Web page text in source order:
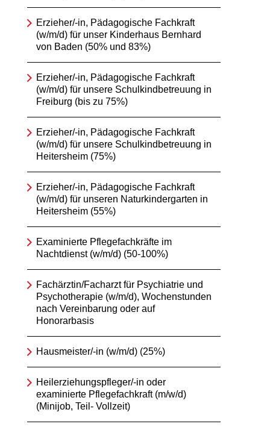
Erzieher/-in, Pädagogische Fachkraft
(w/m/d) für unser Kinderhaus Bernhard
von Baden (50% und 83%)
Erzieher/-in, Pädagogische Fachkraft
(w/m/d) für unsere Schulkindbetreuung in
Freiburg (bis zu 75%)
Erzieher/-in, Pädagogische Fachkraft
(w/m/d) für unsere Schulkindbetreuung in
Heitersheim (75%)
Erzieher/-in, Pädagogische Fachkraft
(w/m/d) für unseren Naturkindergarten in
Heitersheim (55%)
Examinierte Pflegefachkräfte im
Nachtdienst (w/m/d) (50-100%)
Fachärztin/Facharzt für Psychiatrie und
Psychotherapie (w/m/d), Wochenstunden
nach Vereinbarung oder auf
Honorarbasis
Hausmeister/-in (w/m/d) (25%)
Heilerziehungspfleger/-in oder
examinierte Pflegefachkraft (m/w/d)
(Minijob, Teil- Vollzeit)